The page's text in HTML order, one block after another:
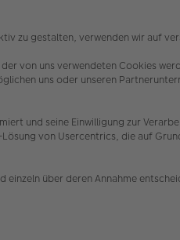
zu gestalten, verwenden wir auf
von uns verwendeten Cookies
uns oder unseren
und seine Einwilligung zur
von Usercentrics, die auf
über deren Annahme